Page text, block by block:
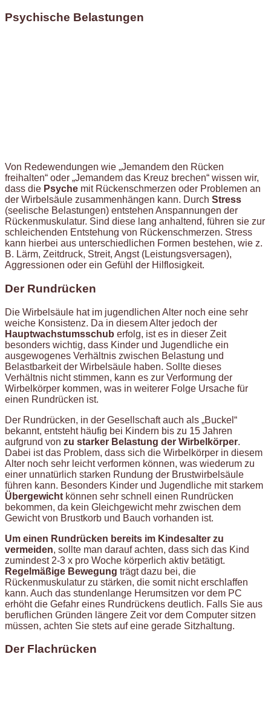
Psychische Belastungen
Von Redewendungen wie „Jemandem den Rücken
freihalten“ oder „Jemandem das Kreuz brechen“ wissen wir,
dass die Psyche mit Rückenschmerzen oder Problemen an
der Wirbelsäule zusammenhängen kann. Durch Stress
(seelische Belastungen) entstehen Anspannungen der
Rückenmuskulatur. Sind diese lang anhaltend, führen sie zur
schleichenden Entstehung von Rückenschmerzen. Stress
kann hierbei aus unterschiedlichen Formen bestehen, wie z.
B. Lärm, Zeitdruck, Streit, Angst (Leistungsversagen),
Aggressionen oder ein Gefühl der Hilflosigkeit.
Der Rundrücken
Die Wirbelsäule hat im jugendlichen Alter noch eine sehr
weiche Konsistenz. Da in diesem Alter jedoch der
Hauptwachstumsschub erfolg, ist es in dieser Zeit
besonders wichtig, dass Kinder und Jugendliche ein
ausgewogenes Verhältnis zwischen Belastung und
Belastbarkeit der Wirbelsäule haben. Sollte dieses
Verhältnis nicht stimmen, kann es zur Verformung der
Wirbelkörper kommen, was in weiterer Folge Ursache für
einen Rundrücken ist.
Der Rundrücken, in der Gesellschaft auch als „Buckel“
bekannt, entsteht häufig bei Kindern bis zu 15 Jahren
aufgrund von zu starker Belastung der Wirbelkörper.
Dabei ist das Problem, dass sich die Wirbelkörper in diesem
Alter noch sehr leicht verformen können, was wiederum zu
einer unnatürlich starken Rundung der Brustwirbelsäule
führen kann. Besonders Kinder und Jugendliche mit starkem
Übergewicht können sehr schnell einen Rundrücken
bekommen, da kein Gleichgewicht mehr zwischen dem
Gewicht von Brustkorb und Bauch vorhanden ist.
Um einen Rundrücken bereits im Kindesalter zu
vermeiden, sollte man darauf achten, dass sich das Kind
zumindest 2-3 x pro Woche körperlich aktiv betätigt.
Regelmäßige Bewegung trägt dazu bei, die
Rückenmuskulatur zu stärken, die somit nicht erschlaffen
kann. Auch das stundenlange Herumsitzen vor dem PC
erhöht die Gefahr eines Rundrückens deutlich. Falls Sie aus
beruflichen Gründen längere Zeit vor dem Computer sitzen
müssen, achten Sie stets auf eine gerade Sitzhaltung.
Der Flachrücken